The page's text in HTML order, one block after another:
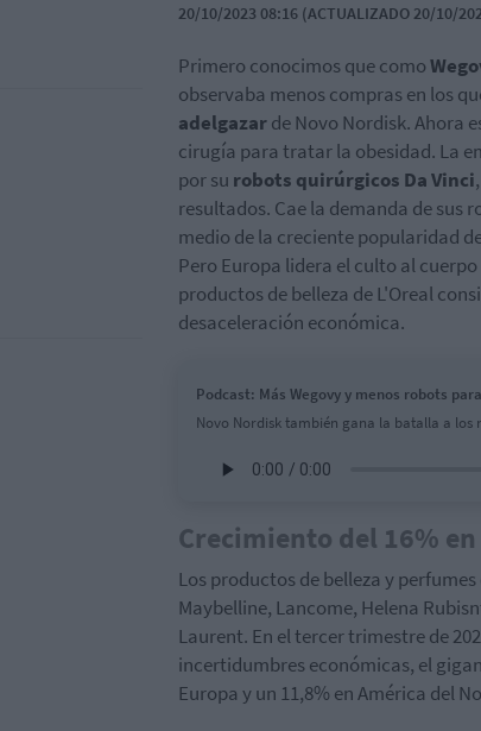
20/10/2023 08:16 (ACTUALIZADO 20/10/
Primero conocimos que como
observaba menos compras en los
adelgazarde Novo Nordisk. Ahora
cirugía para tratar la obesidad. La
por su robots quirúrgicos Da Vinci
resultados. Cae la demanda de sus
medio de la creciente popularidad
Pero Europa lidera el culto al
productos de belleza de L'Oreal
desaceleración económica.
Podcast: Más Wegovy y menos robots
Novo Nordisk también gana la batalla a los
Crecimiento del 16%
Los productos de belleza y
Maybelline, Lancome, Helena
Laurent. En el tercer trimestre de
incertidumbres económicas, el
Europa y un 11,8% en América del